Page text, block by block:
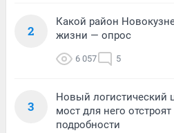
2
Какой район
жизни — опрос
6 057 5
3
Новый логистический
мост для него
подробности